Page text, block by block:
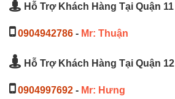
Hỗ Trợ Khách Hàng Tại Quận 11
0904942786 - Mr: Thuận
Hỗ Trợ Khách Hàng Tại Quận 12
0904997692 - Mr: Hưng